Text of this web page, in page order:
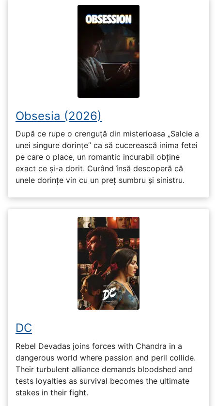
Obsesia (2026)
După ce rupe o crenguță din misterioasa „Salcie a
unei singure dorințe” ca să cucerească inima fetei
pe care o place, un romantic incurabil obține
exact ce și-a dorit. Curând însă descoperă că
unele dorințe vin cu un preț sumbru și sinistru.
DC
Rebel Devadas joins forces with Chandra in a
dangerous world where passion and peril collide.
Their turbulent alliance demands bloodshed and
tests loyalties as survival becomes the ultimate
stakes in their fight.